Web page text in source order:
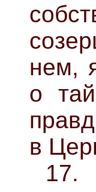
нем,
о
в
17.